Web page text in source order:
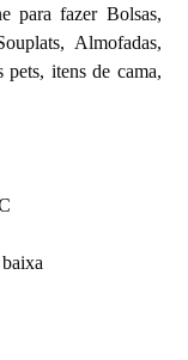
para fazer Bolsas,
Almofadas,
pets, itens de cama,